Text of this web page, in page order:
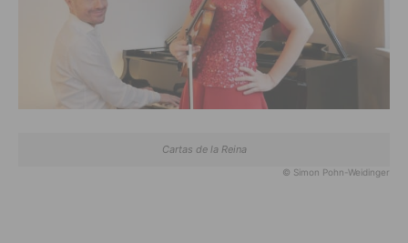
Cartas de la Reina
© Simon Pohn-Weidinger